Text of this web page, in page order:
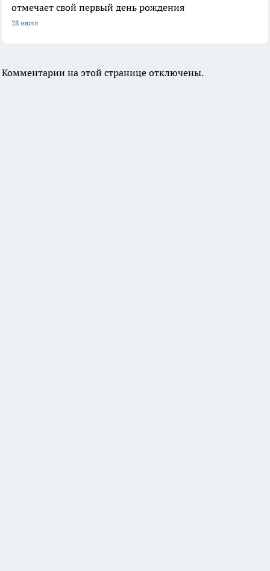
отмечает свой первый день рождения
28 июля
Комментарии на этой странице отключены.